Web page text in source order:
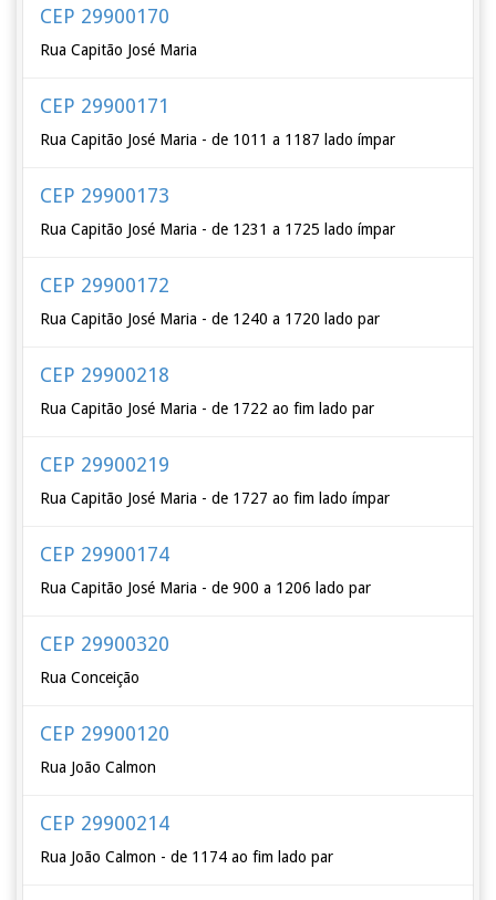
CEP 29900170
Rua Capitão José Maria
CEP 29900171
Rua Capitão José Maria - de 1011 a 1187 lado ímpar
CEP 29900173
Rua Capitão José Maria - de 1231 a 1725 lado ímpar
CEP 29900172
Rua Capitão José Maria - de 1240 a 1720 lado par
CEP 29900218
Rua Capitão José Maria - de 1722 ao fim lado par
CEP 29900219
Rua Capitão José Maria - de 1727 ao fim lado ímpar
CEP 29900174
Rua Capitão José Maria - de 900 a 1206 lado par
CEP 29900320
Rua Conceição
CEP 29900120
Rua João Calmon
CEP 29900214
Rua João Calmon - de 1174 ao fim lado par